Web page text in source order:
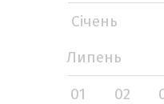
Січень
Липень
01
02